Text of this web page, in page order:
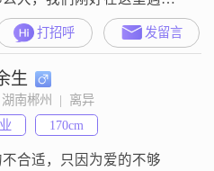
许这并不是偶然……
打招呼 发留言
生
南郴州  |  离异
170cm
合适，只因为爱的不够